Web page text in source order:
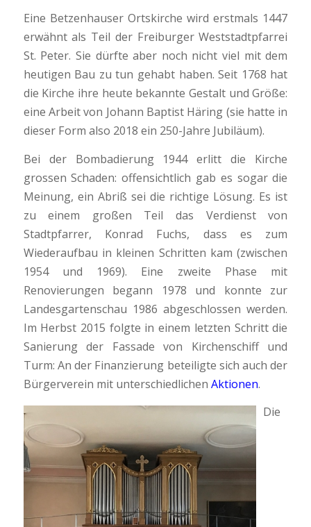
Eine Betzenhauser Ortskirche wird erstmals 1447
erwähnt als Teil der Freiburger Weststadtpfarrei
St. Peter. Sie dürfte aber noch nicht viel mit dem
heutigen Bau zu tun gehabt haben. Seit 1768 hat
die Kirche ihre heute bekannte Gestalt und Größe:
eine Arbeit von Johann Baptist Häring (sie hatte in
dieser Form also 2018 ein 250-Jahre Jubiläum).
Bei der Bombadierung 1944 erlitt die Kirche
grossen Schaden: offensichtlich gab es sogar die
Meinung, ein Abriß sei die richtige Lösung. Es ist
zu einem großen Teil das Verdienst von
Stadtpfarrer, Konrad Fuchs, dass es zum
Wiederaufbau in kleinen Schritten kam (zwischen
1954 und 1969). Eine zweite Phase mit
Renovierungen begann 1978 und konnte zur
Landesgartenschau 1986 abgeschlossen werden.
Im Herbst 2015 folgte in einem letzten Schritt die
Sanierung der Fassade von Kirchenschiff und
Turm: An der Finanzierung beteiligte sich auch der
Bürgerverein mit unterschiedlichen Aktionen.
Die